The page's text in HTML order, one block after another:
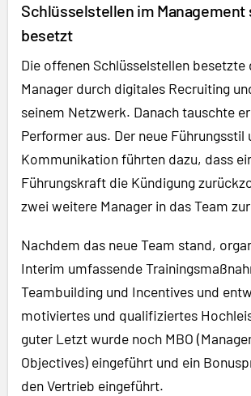
Schlüsselstellen im Management
besetzt
Die offenen Schlüsselstellen
Manager durch digitales Recruiting
seinem Netzwerk. Danach tauschte
Performer aus. Der neue Führungsstil
Kommunikation führten dazu, dass
Führungskraft die Kündigung
zwei weitere Manager in das Team
Nachdem das neue Team stand,
Interim umfassende
Teambuilding und Incentives und
motiviertes und qualifiziertes
guter Letzt wurde noch MBO
Objectives) eingeführt und ein
den Vertrieb eingeführt.